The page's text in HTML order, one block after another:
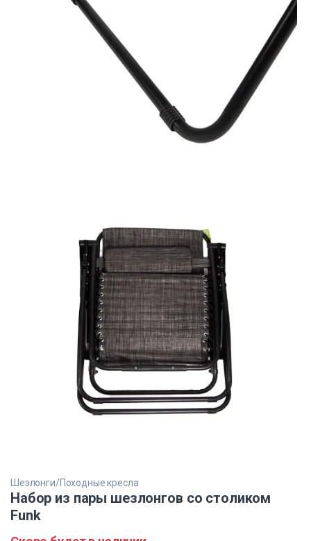
Шезлонги/Походные кресла
Набор из пары шезлонгов со столиком
Funk